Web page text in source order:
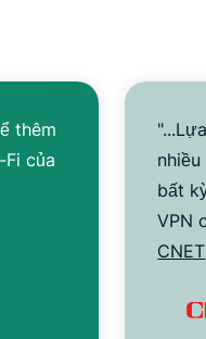
thêm
của
bất
VPN
CNET